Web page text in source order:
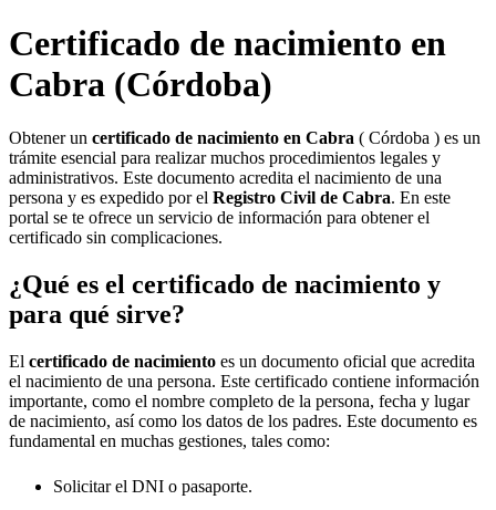
Certificado de nacimiento en
Cabra (Córdoba)
Obtener un certificado de nacimiento en Cabra ( Córdoba ) es un
trámite esencial para realizar muchos procedimientos legales y
administrativos. Este documento acredita el nacimiento de una
persona y es expedido por el Registro Civil de Cabra. En este
portal se te ofrece un servicio de información para obtener el
certificado sin complicaciones.
¿Qué es el certificado de nacimiento y
para qué sirve?
El certificado de nacimiento es un documento oficial que acredita
el nacimiento de una persona. Este certificado contiene información
importante, como el nombre completo de la persona, fecha y lugar
de nacimiento, así como los datos de los padres. Este documento es
fundamental en muchas gestiones, tales como:
Solicitar el DNI o pasaporte.